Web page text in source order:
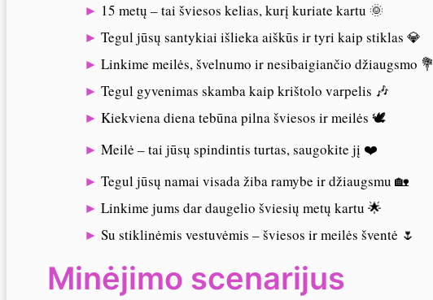
15 metų – tai šviesos kelias, kurį kuriate kartu 🌞
Tegul jūsų santykiai išlieka aiškūs ir tyri kaip stiklas 💎
Linkime meilės, švelnumo ir nesibaigiančio džiaugsmo 💐
Tegul gyvenimas skamba kaip krištolo varpelis 🎶
Kiekviena diena tebūna pilna šviesos ir meilės 🕊️
Meilė – tai jūsų spindintis turtas, saugokite jį ❤️
Tegul jūsų namai visada žiba ramybe ir džiaugsmu 🏡
Linkime jums dar daugelio šviesių metų kartu 🌟
Su stiklinėmis vestuvėmis – šviesos ir meilės šventė 🌷
Minėjimo scenarijus